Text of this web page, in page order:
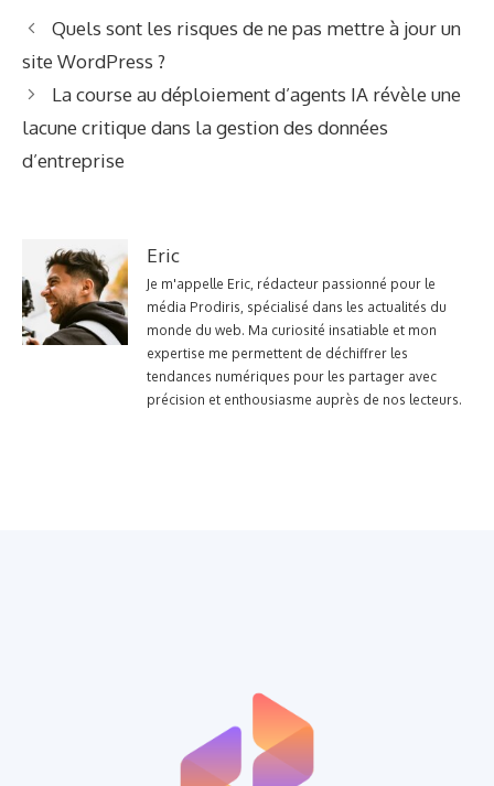
Quels sont les risques de ne pas mettre à jour un
site WordPress ?
La course au déploiement d’agents IA révèle une
lacune critique dans la gestion des données
d’entreprise
Eric
Je m'appelle Eric, rédacteur passionné pour le
média Prodiris, spécialisé dans les actualités du
monde du web. Ma curiosité insatiable et mon
expertise me permettent de déchiffrer les
tendances numériques pour les partager avec
précision et enthousiasme auprès de nos lecteurs.